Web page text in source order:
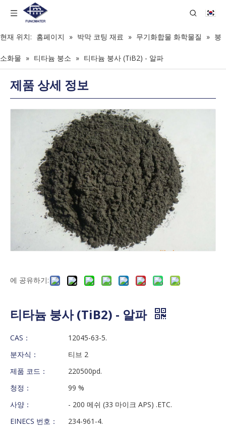
현재 위치: 홈페이지 » 박막 코팅 재료 » 무기화합물 화학물질 » 붕
소화물 » 티타늄 붕소 » 티타늄 붕사 (TiB2) - 알파
제품 상세 정보
에 공유하기:
티타늄 붕사 (TiB2) - 알파
CAS：
12045-63-5.
분자식：
티브 2
제품 코드：
220500pd.
청정：
99 %
사양：
- 200 메쉬 (33 마이크 APS) .ETC.
EINECS 번호：
234-961-4.